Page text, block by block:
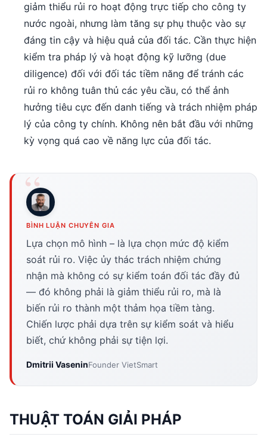
giảm thiểu rủi ro hoạt động trực tiếp cho công ty
nước ngoài, nhưng làm tăng sự phụ thuộc vào sự
đáng tin cậy và hiệu quả của đối tác. Cần thực hiện
kiểm tra pháp lý và hoạt động kỹ lưỡng (due
diligence) đối với đối tác tiềm năng để tránh các
rủi ro không tuân thủ các yêu cầu, có thể ảnh
hưởng tiêu cực đến danh tiếng và trách nhiệm pháp
lý của công ty chính. Không nên bắt đầu với những
kỳ vọng quá cao về năng lực của đối tác.
BÌNH LUẬN CHUYÊN GIA
Lựa chọn mô hình – là lựa chọn mức độ kiểm
soát rủi ro. Việc ủy thác trách nhiệm chứng
nhận mà không có sự kiểm toán đối tác đầy đủ
— đó không phải là giảm thiểu rủi ro, mà là
biến rủi ro thành một thảm họa tiềm tàng.
Chiến lược phải dựa trên sự kiểm soát và hiểu
biết, chứ không phải sự tiện lợi.
Dmitrii VaseninFounder VietSmart
THUẬT TOÁN GIẢI PHÁP